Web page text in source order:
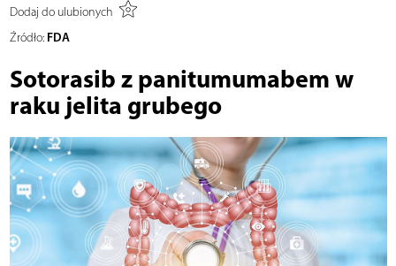
Dodaj do ulubionych
Źródło: FDA
Sotorasib z panitumumabem w
raku jelita grubego